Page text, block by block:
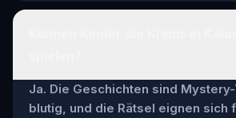
Ja. Die Geschichten sind
blutig, und die Rätsel eignen sich